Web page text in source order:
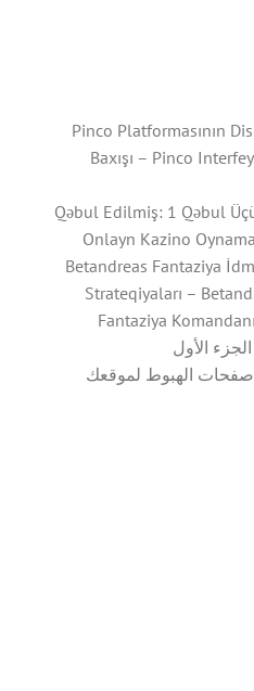
Pinco Platformasının
Baxışı – Pinco
Qəbul Edilmiş: 1 Qəbul
Onlayn Kazino
Betandreas Fantaziya
Strateqiyaları –
Fantaziya
الأول
صفحات الهبوط لموقعك